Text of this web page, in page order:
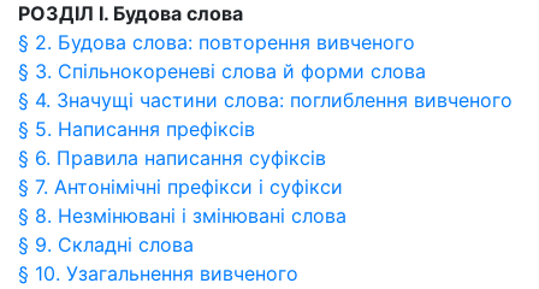
РОЗДІЛ І. Будова слова
§ 2. Будова слова: повторення вивченого
§ 3. Спільнокореневі слова й форми слова
§ 4. Значущі частини слова: поглиблення вивченого
§ 5. Написання префіксів
§ 6. Правила написання суфіксів
§ 7. Антонімічні префікси і суфікси
§ 8. Незмінювані і змінювані слова
§ 9. Складні слова
§ 10. Узагальнення вивченого